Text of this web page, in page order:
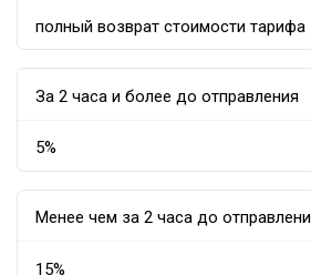
полный возврат стоимости тарифа
За 2 часа и более до отправления
5%
Менее чем за 2 часа до
15%